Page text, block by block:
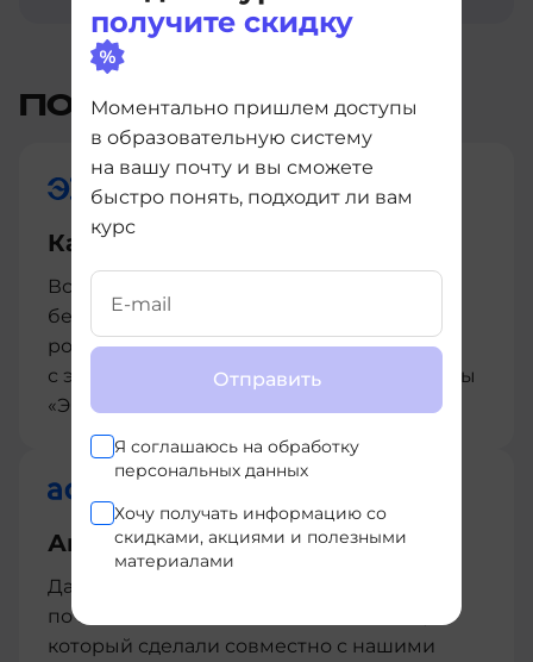
получите скидку
Моментально пришлем доступы
в образовательную систему
на вашу почту и вы сможете
быстро понять, подходит ли вам
курс
Отправить
Я соглашаюсь на обработку
персональных данных
Хочу получать информацию со
скидками, акциями и полезными
материалами
ПОДАРКИ И БОНУСЫ
Карьерный интенсив
Всем студентам мы предоставляем
бесплатный интенсив по карьерному
росту, разработанный совместно
с экспертами из центра развития карьеры
«ЭЙЧ»
Английский для IT
Дарим нашим студентам мини-курс
по ключевым английским словам в IT,
который сделали совместно с нашими